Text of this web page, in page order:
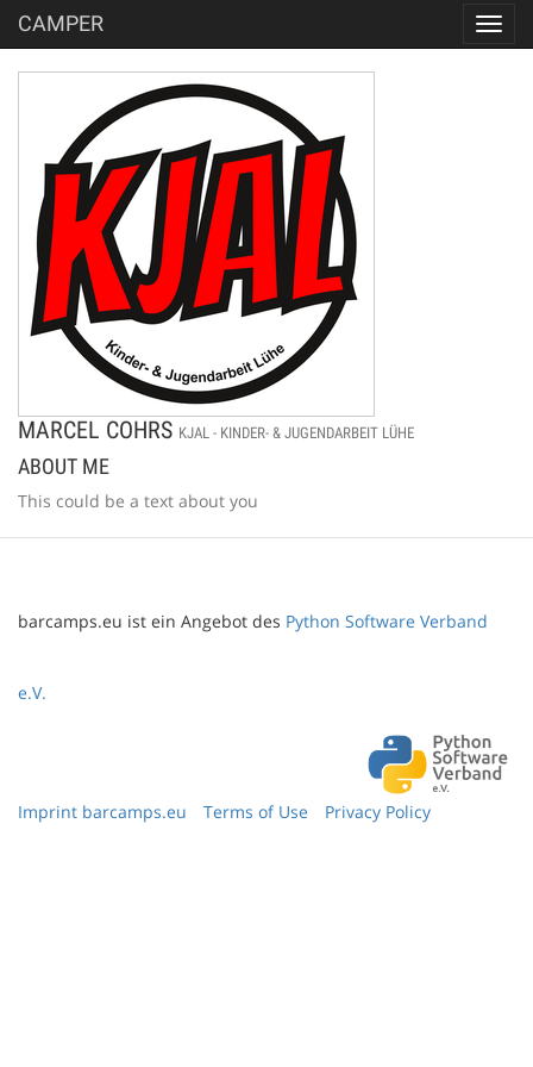
CAMPER
MARCEL COHRS KJAL - KINDER- & JUGENDARBEIT LÜHE
ABOUT ME
This could be a text about you
barcamps.eu ist ein Angebot des Python Software Verband
e.V.
Imprint barcamps.eu Terms of Use Privacy Policy